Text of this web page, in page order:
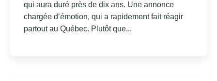
qui aura duré près de dix ans. Une annonce
chargée d’émotion, qui a rapidement fait réagir
partout au Québec. Plutôt que...